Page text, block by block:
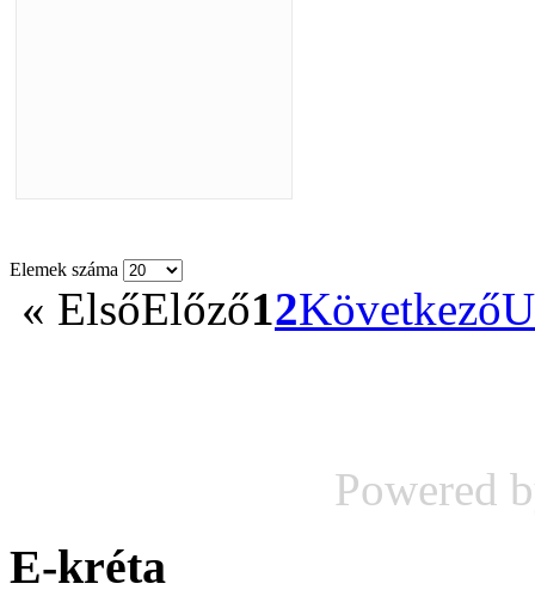
Elemek száma
« ElsőElőző12Következő
Powered
E-kréta